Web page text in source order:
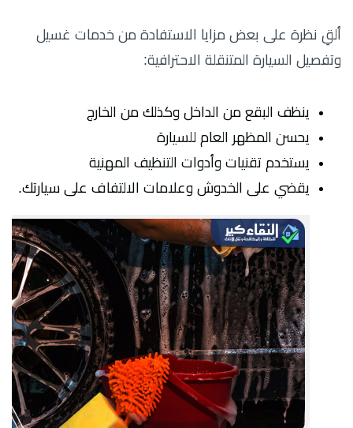
ألقِ نظرة على بعض مزايا الاستفادة من خدمات غسيل
وتفصيل السيارة المتنقلة الاحترافية:
ينظف البقع من الداخل وكذلك من الخارج
يحسن المظهر العام للسيارة
يستخدم تقنيات وأدوات التنظيف المهنية
يقضي على الخدوش وعلامات الالتفاف على سيارتك.